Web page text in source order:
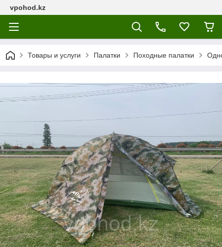
vpohod.kz
Товары и услуги Палатки Походные палатки